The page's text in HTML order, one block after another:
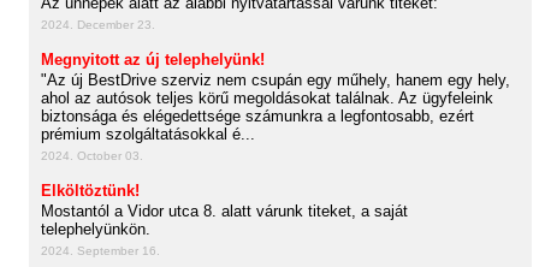
2024. December 23.
Megnyitott az új telephelyünk!
"Az új BestDrive szerviz nem csupán egy műhely, hanem egy hely,
ahol az autósok teljes körű megoldásokat találnak. Az ügyfeleink
biztonsága és elégedettsége számunkra a legfontosabb, ezért
prémium szolgáltatásokkal é...
2024. October 03.
Elköltöztünk!
Mostantól a Vidor utca 8. alatt várunk titeket, a saját
telephelyünkön.
2024. September 16.